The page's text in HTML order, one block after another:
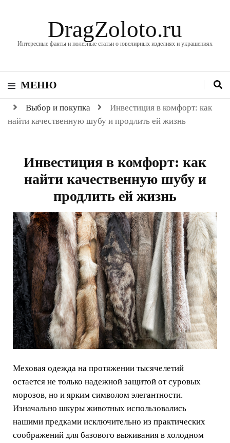
DragZoloto.ru
Интересные факты и полезные статьи о ювелирных изделиях и украшениях
МЕНЮ
Выбор и покупка
Инвестиция в комфорт: как
найти качественную шубу и продлить ей жизнь
Инвестиция в комфорт: как
найти качественную шубу и
продлить ей жизнь
Меховая одежда на протяжении тысячелетий
остается не только надежной защитой от суровых
морозов, но и ярким символом элегантности.
Изначально шкуры животных использовались
нашими предками исключительно из практических
соображений для базового выживания в холодном